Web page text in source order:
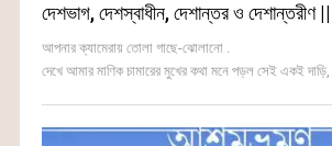
দেশভাগ, দেশস্বাধীন, দেশান্তর ও দেশান্তরীণ
আপনার ক্যামেরায় তোলা গাছে-ঝোলানো .
দেখে আমার মাণিক চামারের মুখের কথা মনে পড়ল সেই একই